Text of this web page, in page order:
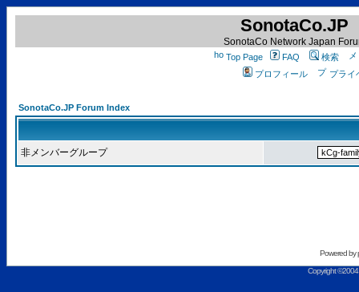
SonotaCo.JP
SonotaCo Network Japan
Top Page FAQ
検索
プロフィール
プライ
SonotaCo.JP Forum Index
非メンバーグループ
Powered by
Copyright ©2004